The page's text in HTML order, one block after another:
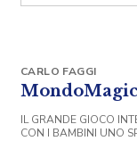
CARLO FAGGI
IL GRANDE GIOCO
CON I BAMBINI UNO